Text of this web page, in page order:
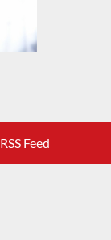
RSS Feed